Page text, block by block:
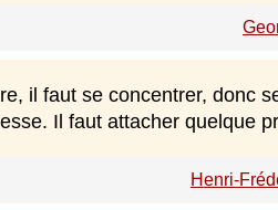
il faut se concentrer, donc
Il faut attacher quelque
Henri-